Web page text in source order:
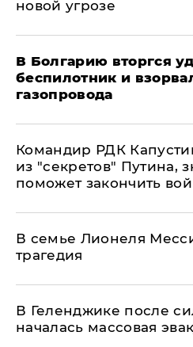
новой угрозе
В Болгарию вторгся
беспилотник и
газопровода
Командир РДК
из "секретов" Путина,
поможет закончить
В семье Лионеля
трагедия
В Геленджике после
началась массовая